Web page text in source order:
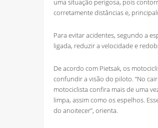
uma situação perigosa, pois
corretamente distâncias e,
Para evitar acidentes, segundo a
ligada, reduzir a velocidade e
De acordo com Pietsak, os
confundir a visão do piloto. “No
motociclista confira mais de uma
limpa, assim como os espelhos.
do anoitecer”, orienta.